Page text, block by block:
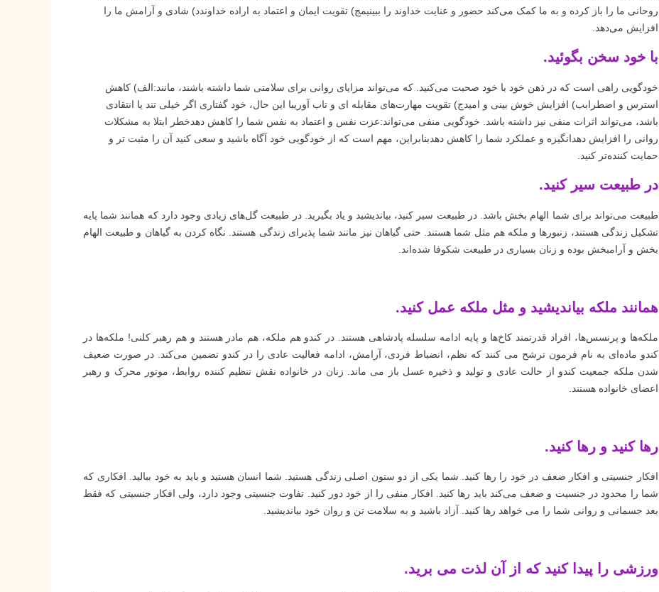
روحانی ما را باز کرده و به ما کمک می‌کند حضور و عنایت خداوند را ببینیمج) تقویت ایمان و اعتماد به اراده خداوندد) شادی و آرامش ما را
افزایش می‌دهد.
با خود سخن بگوئید.
خودگویی راهی است که در ذهن خود با خود صحبت می‌کنید. که می‌تواند مزایای روانی برای سلامتی شما داشته باشند، مانند:الف) کاهش
استرس و اضطرابب) افزایش خوش بینی و امیدج) تقویت مهارت‌های مقابله ای و تاب آوریبا این حال، خود گفتاری اگر خیلی تند یا انتقادی
باشد، می‌تواند اثرات منفی نیز داشته باشد. خودگویی منفی می‌تواند:عزت نفس و اعتماد به نفس شما را کاهش دهدخطر ابتلا به مشکلات
روانی را افزایش دهدانگیزه و عملکرد شما را کاهش دهدبنابراین، مهم است که از خودگویی خود آگاه باشید و سعی کنید آن را مثبت تر و
حمایت کننده‌تر کنید.
در طبیعت سیر کنید.
طبیعت می‌تواند برای شما الهام بخش باشد. در طبیعت سیر کنید‌، بیاندیشید و یاد بگیرید. در طبیعت گل‌های زیادی وجود دارد که همانند شما پایه
تشکیل زندگی هستند، زنبورها و ملکه هم مثل شما هستند. حتی گیاهان نیز مانند شما پذیرای زندگی هستند. نگاه کردن به گیاهان و طبیعت الهام
بخش و آرامبخش بوده و زنان بسیاری در طبیعت شکوفا شده‌اند.
همانند ملکه‌ بیاندیشید و مثل ملکه عمل کنید.
ملکه‌ها و پرنسس‌ها، افراد قدرتمند کاخ‌ها و پایه ادامه سلسله پادشاهی هستند. در کندو هم ملکه، هم مادر هستند و هم رهبر کلنی! ملکه‌ها در
کندو ماده‌ای به نام فرمون ترشح می کنند که نظم، انضباط فردی، آرامش، ادامه فعالیت عادی را در کندو تضمین می‌کند. در صورت ضعیف
شدن ملکه جمعیت کندو از حالت عادی و تولید و ذخیره عسل باز می ماند. زنان در خانواده نقش تنظیم کننده روابط، موتور محرک و رهبر
اعضای خانواده هستند.
رها کنید و رها کنید.
افکار جنسیتی و افکار ضعف در خود را رها کنید. شما یکی از دو ستون اصلی زندگی هستید. شما انسان هستید و باید به خود ببالید. افکاری که
شما را محدود در جنسیت و ضعف می‌کند باید رها کنید. افکار منفی را از خود دور کنید. تفاوت جنسیتی وجود دارد، ولی افکار جنسیتی که فقط
بعد جسمانی و روانی شما را می خواهد رها کنید. آزاد باشید و به سلامت تن و روان خود بیاندیشید.
ورزشی را پیدا کنید که از آن لذت می برید.